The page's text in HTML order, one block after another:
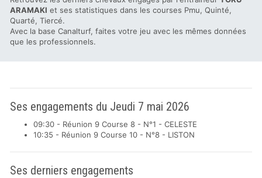
ARAMAKI et ses statistiques dans les courses Pmu, Quinté,
Quarté, Tiercé.
Avec la base Canalturf, faites votre jeu avec les mêmes données
que les professionnels.
Ses engagements du Jeudi 7 mai 2026
09:30 - Réunion 9 Course 8 - N°1 - CELESTE
10:35 - Réunion 9 Course 10 - N°8 - LISTON
Ses derniers engagements